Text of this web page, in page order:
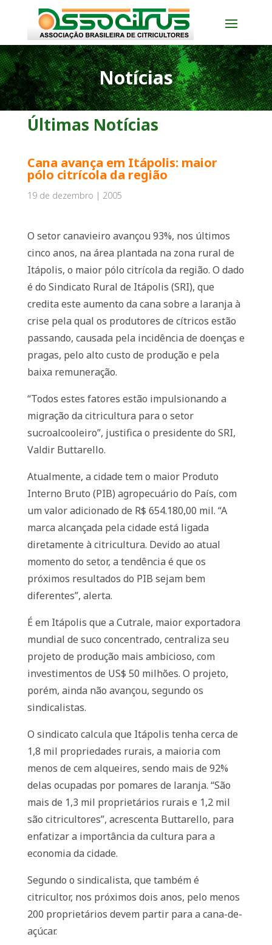
Notícias
Últimas Notícias
Cana avança em Itápolis: maior
pólo citrícola da região
19 de dezembro | 2005
O setor canavieiro avançou 93%, nos últimos
cinco anos, na área plantada na zona rural de
Itápolis, o maior pólo citrícola da região. O dado
é do Sindicato Rural de Itápolis (SRI), que
credita este aumento da cana sobre a laranja à
crise pela qual os produtores de cítricos estão
passando, causada pela incidência de doenças e
pragas, pelo alto custo de produção e pela
baixa remuneração.
“Todos estes fatores estão impulsionando a
migração da citricultura para o setor
sucroalcooleiro”, justifica o presidente do SRI,
Valdir Buttarello.
Atualmente, a cidade tem o maior Produto
Interno Bruto (PIB) agropecuário do País, com
um valor adicionado de R$ 654.180,00 mil. “A
marca alcançada pela cidade está ligada
diretamente à citricultura. Devido ao atual
momento do setor, a tendência é que os
próximos resultados do PIB sejam bem
diferentes”, alerta.
É em Itápolis que a Cutrale, maior exportadora
mundial de suco concentrado, centraliza seu
projeto de produção mais ambicioso, com
investimentos de US$ 50 milhões. O projeto,
porém, ainda não avançou, segundo os
sindicalistas.
O sindicato calcula que Itápolis tenha cerca de
1,8 mil propriedades rurais, a maioria com
menos de cem alqueires, sendo mais de 92%
delas ocupadas por pomares de laranja. “São
mais de 1,3 mil proprietários rurais e 1,2 mil
são citricultores”, acrescenta Buttarello, para
enfatizar a importância da cultura para a
economia da cidade.
Segundo o sindicalista, que também é
citricultor, nos próximos dois anos, pelo menos
200 proprietários devem partir para a cana-de-
açúcar.